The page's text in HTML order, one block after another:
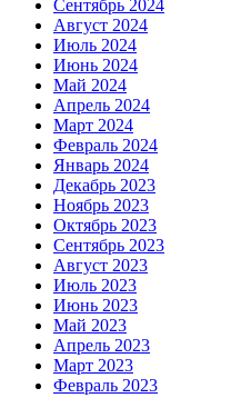
Сентябрь 2024
Август 2024
Июль 2024
Июнь 2024
Май 2024
Апрель 2024
Март 2024
Февраль 2024
Январь 2024
Декабрь 2023
Ноябрь 2023
Октябрь 2023
Сентябрь 2023
Август 2023
Июль 2023
Июнь 2023
Май 2023
Апрель 2023
Март 2023
Февраль 2023